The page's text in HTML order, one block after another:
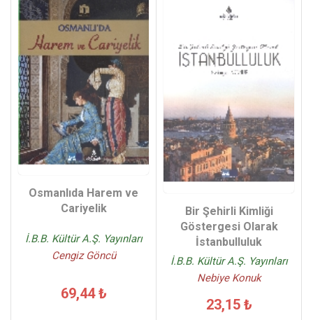
Osmanlıda Harem ve
Cariyelik
İ.B.B. Kültür A.Ş. Yayınları
Cengiz Göncü
69,44 ₺
Bir Şehirli Kimliği
Göstergesi Olarak
İstanbulluluk
İ.B.B. Kültür A.Ş. Yayınları
Nebiye Konuk
23,15 ₺